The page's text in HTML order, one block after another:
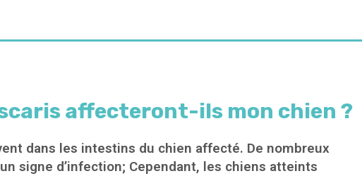
affecteront-ils mon chien ?
dans les intestins du chien affecté. De nombreux
signe d’infection; Cependant, les chiens atteints